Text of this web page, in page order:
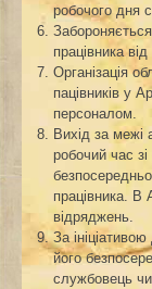
робочого дня
працівника
Організація
пацівників у
персоналом.
Вихід за межі
робочий час
працівника. В
відряджень.
За
його
службовець